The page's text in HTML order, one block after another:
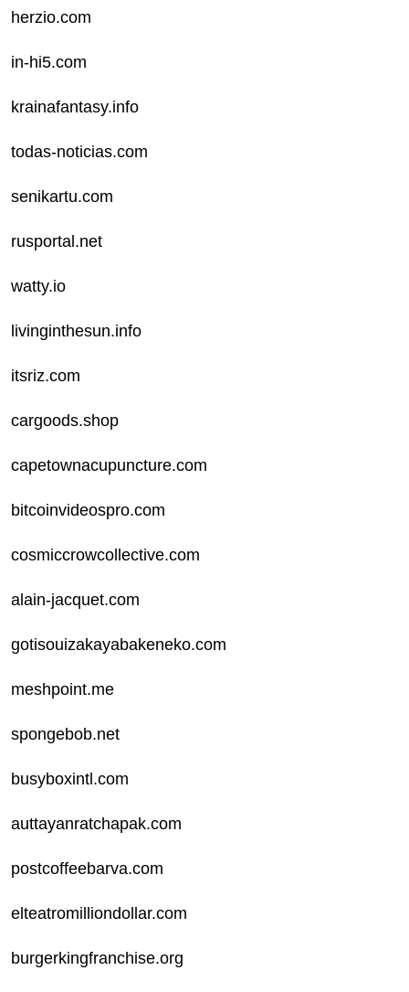
herzio.com
in-hi5.com
krainafantasy.info
todas-noticias.com
senikartu.com
rusportal.net
watty.io
livinginthesun.info
itsriz.com
cargoods.shop
capetownacupuncture.com
bitcoinvideospro.com
cosmiccrowcollective.com
alain-jacquet.com
gotisouizakayabakeneko.com
meshpoint.me
spongebob.net
busyboxintl.com
auttayanratchapak.com
postcoffeebarva.com
elteatromilliondollar.com
burgerkingfranchise.org